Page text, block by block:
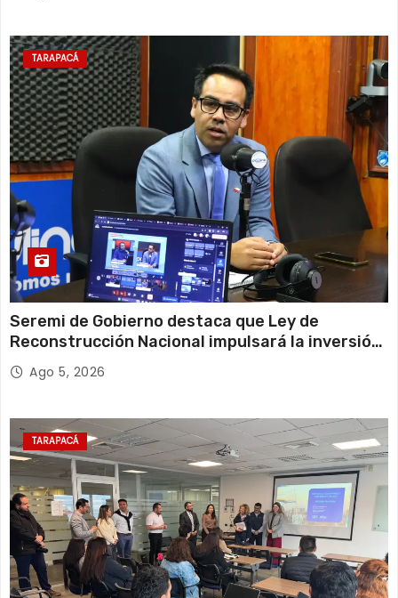
TARAPACÁ
Seremi de Gobierno destaca que Ley de
Reconstrucción Nacional impulsará la inversión
y el empleo en Tarapacá
Ago 5, 2026
TARAPACÁ